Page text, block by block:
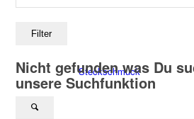
Steckschmuck
Filter
Nicht gefunden was Du
unsere Suchfunktion